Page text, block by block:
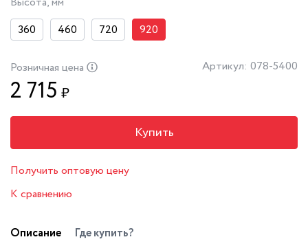
360
460 720 920
Розничная цена
2 715 ₽
Артикул: 078-5400
Купить
Получить оптовую цену
К сравнению
Описание Где купить?